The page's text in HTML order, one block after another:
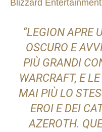
Blizzard Entertainment
“LEGION APRE
OSCURO E
PIÙ GRANDI
WARCRAFT, E
MAI PIÙ LO
EROI E DEI
AZEROTH.